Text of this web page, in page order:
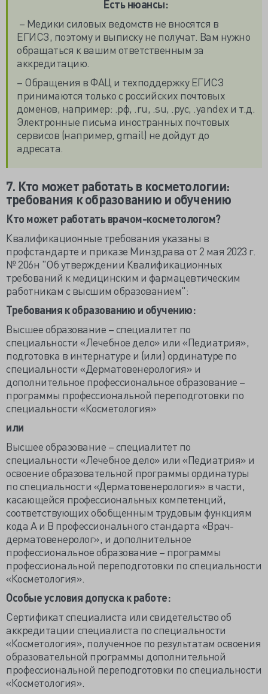
Есть нюансы:
– Медики силовых ведомств не вносятся в
ЕГИСЗ, поэтому и выписку не получат. Вам нужно
обращаться к вашим ответственным за
аккредитацию.
– Обращения в ФАЦ и техподдержку ЕГИСЗ
принимаются только с российских почтовых
доменов, например: .рф, .ru, .su, .рус, .yandex и т.д.
Электронные письма иностранных почтовых
сервисов (например, gmail) не дойдут до
адресата.
7. Кто может работать в косметологии:
требования к образованию и обучению
Кто может работать врачом-косметологом?
Квалификационные требования указаны в
профстандарте и приказе Минздрава от 2 мая 2023 г.
№ 206н "Об утверждении Квалификационных
требований к медицинским и фармацевтическим
работникам с высшим образованием":
Требования к образованию и обучению:
Высшее образование – специалитет по
специальности «Лечебное дело» или «Педиатрия»,
подготовка в интернатуре и (или) ординатуре по
специальности «Дерматовенерология» и
дополнительное профессиональное образование –
программы профессиональной переподготовки по
специальности «Косметология»
или
Высшее образование – специалитет по
специальности «Лечебное дело» или «Педиатрия» и
освоение образовательной программы ординатуры
по специальности «Дерматовенерология» в части,
касающейся профессиональных компетенций,
соответствующих обобщенным трудовым функциям
кода A и В профессионального стандарта «Врач-
дерматовенеролог», и дополнительное
профессиональное образование – программы
профессиональной переподготовки по специальности
«Косметология».
Особые условия допуска к работе:
Сертификат специалиста или свидетельство об
аккредитации специалиста по специальности
«Косметология», полученное по результатам освоения
образовательной программы дополнительной
профессиональной переподготовки по специальности
«Косметология».